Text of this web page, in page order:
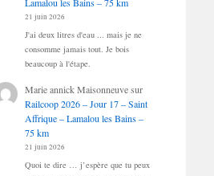
21 juin 2026
J'ai deux litres d'eau ... mais je ne
consomme jamais tout. Je bois
beaucoup à l'étape.
Marie annick Maisonneuvesur
Railcoop 2026 – Jour 17 – Saint
Affrique – Lamalou les Bains –
75 km
21 juin 2026
Quoi te dire … j’espère que tu peux